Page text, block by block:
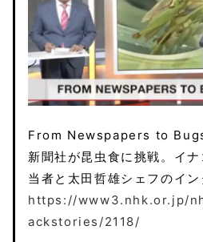
From Newspapers to
新聞社が昆虫食に挑戦。イ
当者と太田哲雄シェフのイン
https://www3.nhk.or.jp/
ackstories/2118/